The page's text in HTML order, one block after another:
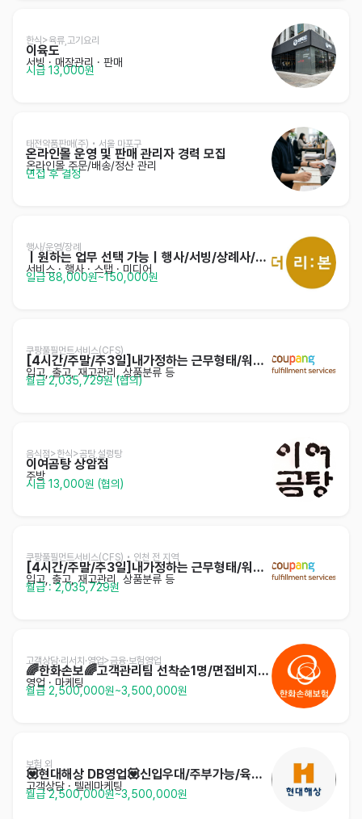
한식>육류,고기요리
이육도
서빙 · 매장관리 · 판매
시급 13,000원
태전약품판매(주) • 서울 마포구
온라인몰 운영 및 판매 관리자 경력 모집
온라인몰 주문/배송/정산 관리
면접 후 결정
행사/운영/장례
｜원하는 업무 선택 가능｜행사/서빙/상례사/운영
서비스 · 행사 · 스탭 · 미디어
일급 88,000원~150,000원
쿠팡풀필먼트서비스(CFS)
[4시간/주말/주3일]내가정하는 근무형태/워라밸/셔틀
입고, 출고, 재고관리, 상품분류 등
월급 2,035,729원 (협의)
음식점>한식>곰탕,설렁탕
이여곰탕 상암점
주방
시급 13,000원 (협의)
쿠팡풀필먼트서비스(CFS) • 인천 전 지역
[4시간/주말/주3일]내가정하는 근무형태/워라밸/셔틀
입고, 출고, 재고관리, 상품분류 등
월급 : 2,035,729원
고객상담·리서치·영업>금융·보험영업
🌈한화손보🌈고객관리팀 선착순1명/면접비지급📍
영업 · 마케팅
월급 2,500,000원~3,500,000원
보험 외
💟현대해상 DB영업💟신입우대/주부가능/육아병행
고객상담 · 텔레마케팅
월급 2,500,000원~3,500,000원